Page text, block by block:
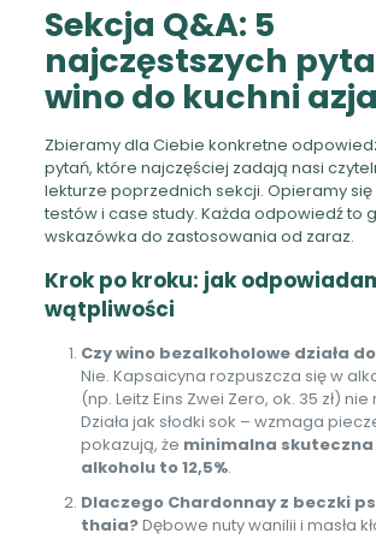
Sekcja Q&A: 5
najczęstszych
wino do kuchni
Zbieramy dla Ciebie konkretne
pytań, które najczęściej zadają nasi
lekturze poprzednich sekcji. Opieramy się
testów i case study. Każda odpowiedź to
wskazówka do zastosowania od zaraz.
Krok po kroku: jak
wątpliwości
Czy wino bezalkoholowe działa
Nie. Kapsaicyna rozpuszcza się w
(np. Leitz Eins Zwei Zero, ok. 35 zł)
Działa jak słodki sok – wzmaga
pokazują, że minimalna
alkoholu to 12,5%.
Dlaczego Chardonnay z beczki
thaia?Dębowe nuty wanilii i masła